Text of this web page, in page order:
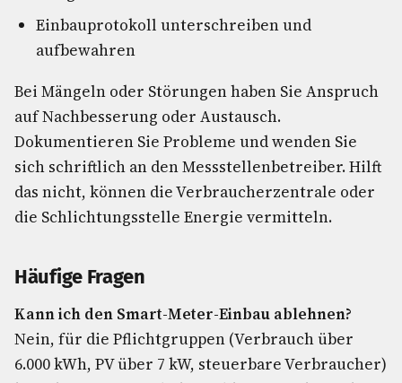
Einbauprotokoll unterschreiben und
aufbewahren
Bei Mängeln oder Störungen haben Sie Anspruch
auf Nachbesserung oder Austausch.
Dokumentieren Sie Probleme und wenden Sie
sich schriftlich an den Messstellenbetreiber. Hilft
das nicht, können die Verbraucherzentrale oder
die Schlichtungsstelle Energie vermitteln.
Häufige Fragen
Kann ich den Smart-Meter-Einbau ablehnen?
Nein, für die Pflichtgruppen (Verbrauch über
6.000 kWh, PV über 7 kW, steuerbare Verbraucher)